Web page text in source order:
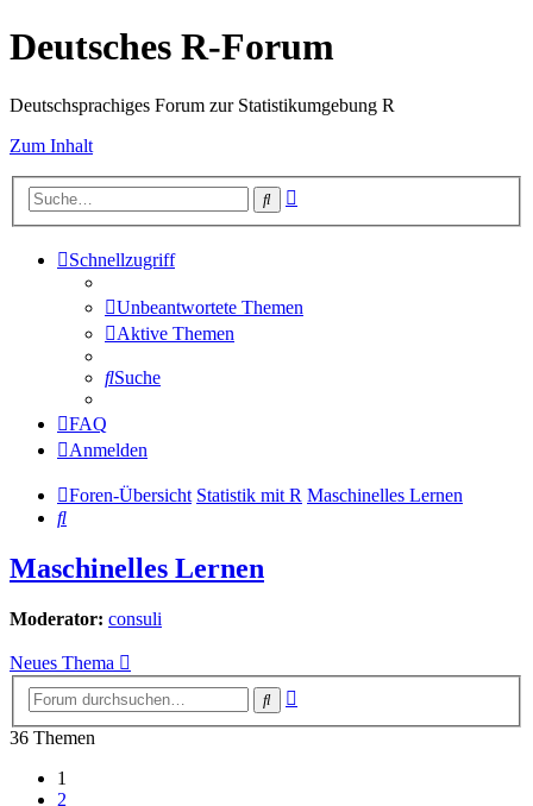
Deutsches R-Forum
Deutschsprachiges Forum zur Statistikumgebung R
Zum Inhalt
Suche
Schnellzugriff
Unbeantwortete Themen
Aktive Themen
Suche
FAQ
Anmelden
Foren-Übersicht Statistik mit R Maschinelles Lernen
Suche
Maschinelles Lernen
Moderator: consuli
Neues Thema
Suche
36 Themen
1
2